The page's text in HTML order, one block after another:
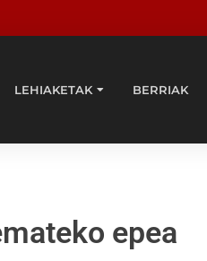
LEHIAKETAK BERRIAK
epea